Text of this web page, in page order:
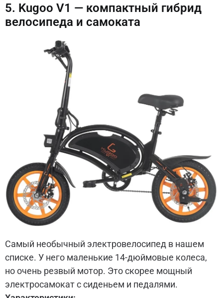
5. Kugoo V1 — компактный гибрид
велосипеда и самоката
Самый необычный электровелосипед в нашем
списке. У него маленькие 14-дюймовые колеса,
но очень резвый мотор. Это скорее мощный
электросамокат с сиденьем и педалями.